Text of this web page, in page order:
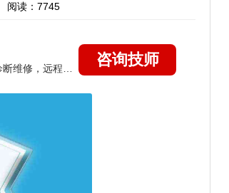
阅读：7745
咨询技师